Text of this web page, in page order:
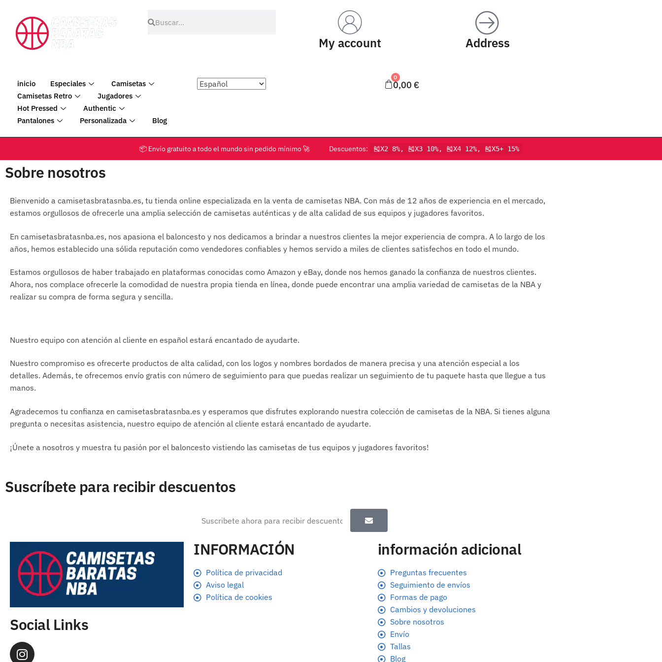
My account Address
inicio Especiales
Camisetas
Camisetas Retro
Jugadores
Hot Pressed
Authentic
Pantalones
Personalizada Blog
0
0,00 €
📦 Envío gratuito a todo el mundo sin pedido mínimo 🚀 Descuentos: 🎽X2 8%, 🎽X3 10%, 🎽X4 12%, 🎽X5+ 15%
Sobre nosotros
Bienvenido a camisetasbratasnba.es, tu tienda online especializada en la venta de camisetas NBA. Con más de 12 años de experiencia en el mercado,
estamos orgullosos de ofrecerle una amplia selección de camisetas auténticas y de alta calidad de sus equipos y jugadores favoritos.
En camisetasbratasnba.es, nos apasiona el baloncesto y nos dedicamos a brindar a nuestros clientes la mejor experiencia de compra. A lo largo de los
años, hemos establecido una sólida reputación como vendedores confiables y hemos servido a miles de clientes satisfechos en todo el mundo.
Estamos orgullosos de haber trabajado en plataformas conocidas como Amazon y eBay, donde nos hemos ganado la confianza de nuestros clientes.
Ahora, nos complace ofrecerle la comodidad de nuestra propia tienda en línea, donde puede encontrar una amplia variedad de camisetas de la NBA y
realizar su compra de forma segura y sencilla.
Nuestro equipo con atención al cliente en español estará encantado de ayudarte.
Nuestro compromiso es ofrecerte productos de alta calidad, con los logos y nombres bordados de manera precisa y una atención especial a los
detalles. Además, te ofrecemos envío gratis con número de seguimiento para que puedas realizar un seguimiento de tu paquete hasta que llegue a tus
manos.
Agradecemos tu confianza en camisetasbratasnba.es y esperamos que disfrutes explorando nuestra colección de camisetas de la NBA. Si tienes alguna
pregunta o necesitas asistencia, nuestro equipo de atención al cliente estará encantado de ayudarte.
¡Únete a nosotros y muestra tu pasión por el baloncesto vistiendo las camisetas de tus equipos y jugadores favoritos!
Suscríbete para recibir descuentos
Social Links
INFORMACIÓN
Política de privacidad
Aviso legal
Política de cookies
información adicional
Preguntas frecuentes
Seguimiento de envíos
Formas de pago
Cambios y devoluciones
Sobre nosotros
Envío
Tallas
Blog